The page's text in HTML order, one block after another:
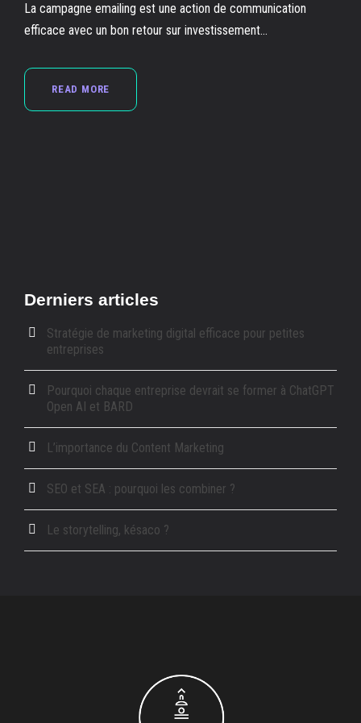
La campagne emailing est une action de communication
efficace avec un bon retour sur investissement...
READ MORE
Derniers articles
Stratégie de marketing digital efficace pour petites
entreprises
Pourquoi chaque entreprise devrait se former à ChatGPT
Open AI et BARD
L’importance du Content Marketing
SEO et SEA : pourquoi les combiner ?
Le storytelling, késaco ?